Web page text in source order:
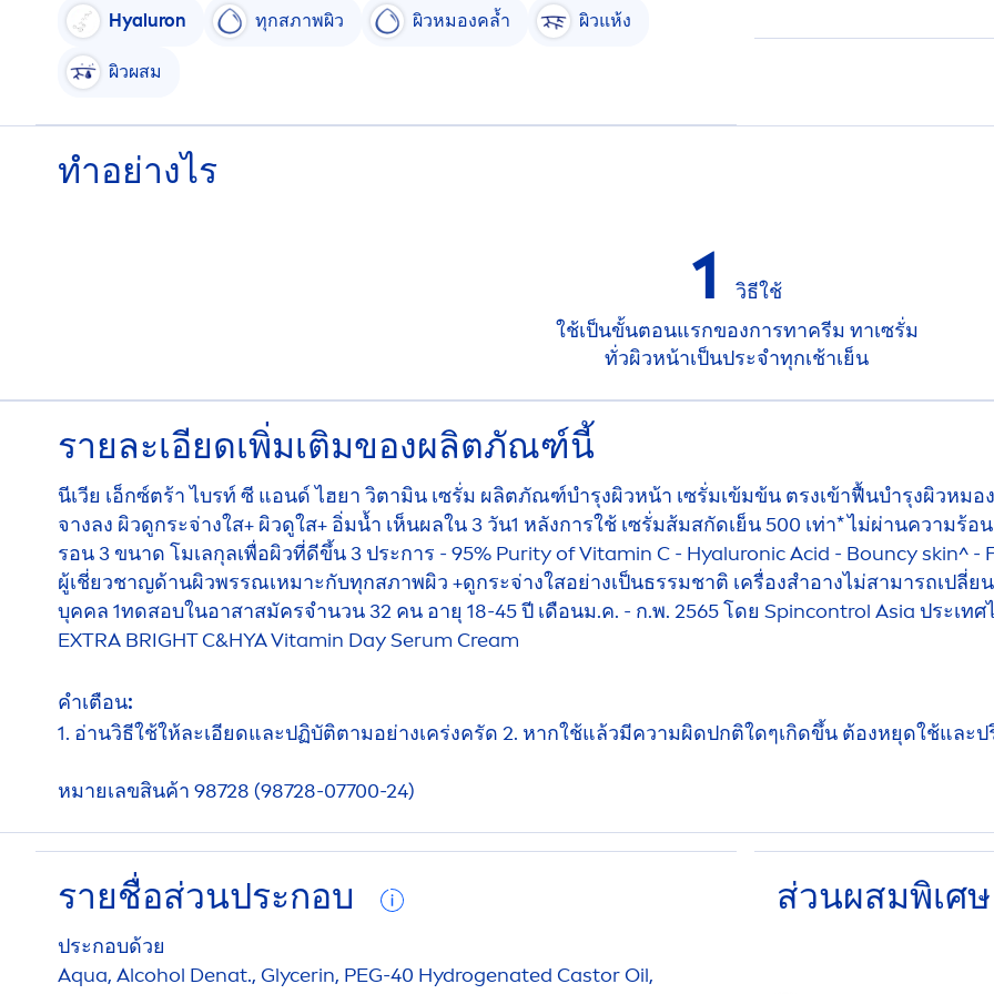
Hyaluron ทุกสภาพผิว ผิวหมองคล้ำ ผิวแห้ง
ผิวผสม
ทําอย่างไร
1
วิธีใช้
ใช้เป็นขั้นตอนแรกของการทาครีม ทาเซรั่ม
ทั่วผิวหน้าเป็นประจำทุกเช้าเย็น
รายละเอียดเพิ่มเติมของผลิตภัณฑ์นี้
นีเวีย เอ็กซ์ตร้า ไบรท์ ซี แอนด์ ไฮยา วิตามิน เซรั่ม ผลิตภัณฑ์บำรุงผิวหน้า เซรั่มเข้มข้น ตรงเข้าฟื้นบำรุงผิวหมอ
จางลง ผิวดูกระจ่างใส+ ผิวดูใส+ อิ่มน้ำ เห็นผลใน 3 วัน1 หลังการใช้ เซรั่มส้มสกัดเย็น 500 เท่า* ไม่ผ่านความ
รอน 3 ขนาด โมเลกุลเพื่อผิวที่ดีขึ้น 3 ประการ - 95% Purity ofVitamin C - Hyaluronic Acid - Bouncyskin^ -
ผู้เชี่ยวชาญด้านผิวพรรณเหมาะกับทุกสภาพผิว +ดูกระจ่างใสอย่างเป็นธรรมชาติ เครื่องสำอางไม่สามารถเป
บุคคล 1ทดสอบในอาสาสมัครจำนวน 32 คน อายุ 18-45 ปี เดือนม.ค. - ก.พ. 2565 โดย Spincontrol Asia ประเท
EXTRA BRIGHT C&HYAVitamin Day Serum Cream
คำเตือน:
1. อ่านวิธีใช้ให้ละเอียดและปฏิบัติตามอย่างเคร่งครัด 2. หากใช้แล้วมีความผิดปกติใดๆเกิดขึ้น ต้องหยุดใช้และ
หมายเลขสินค้า 98728 (98728-07700-24)
รายชื่อส่วนประกอบ
ประกอบด้วย
Aqua, Alcohol Denat., Glycerin, PEG-40 Hydrogenated Castor Oil,
ส่วนผสมพิเศษ